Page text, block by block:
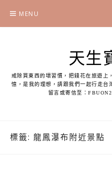
content
MENU
天生
戒除買東西的壞習慣，把錢花在旅遊上
憶，是我的理想，請跟我們一起行走台
留言或寄信至：
標籤: 龍鳳瀑布附近景點